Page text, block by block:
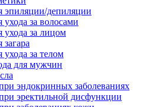
эпиляции/депиляции
ухода за волосами
ухода за лицом
загара
ухода за телом
для мужчин
эндокринных заболеваниях
эректильной дисфункции